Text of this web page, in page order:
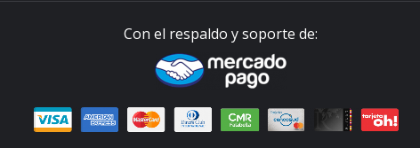
Con el respaldo y soporte de: